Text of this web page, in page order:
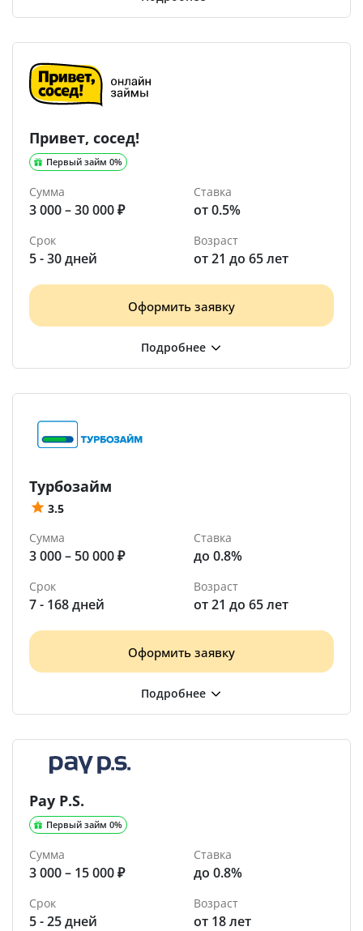
Привет, сосед!
Первый займ 0%
Сумма
3 000 – 30 000 ₽
Ставка
от 0.5%
Срок
5 - 30 дней
Возраст
от 21 до 65 лет
Оформить заявку
Турбозайм
3.5
Сумма
3 000 – 50 000 ₽
Ставка
до 0.8%
Срок
7 - 168 дней
Возраст
от 21 до 65 лет
Оформить заявку
Pay P.S.
Первый займ 0%
Сумма
3 000 – 15 000 ₽
Ставка
до 0.8%
Срок
5 - 25 дней
Возраст
от 18 лет